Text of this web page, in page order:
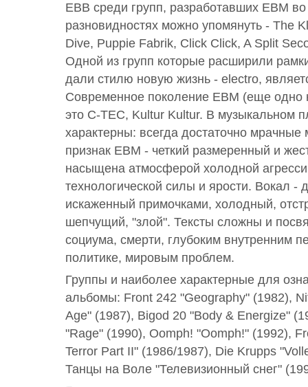
EBB среди групп, разработавших EBM во
разновидностях можно упомянуть - The
Dive, Puppie Fabrik, Click Click, A Split
Одной из групп которые расширили
дали стилю новую жизнь - electro,
Современное поколение EBM (еще одно
это C-TEC, Kultur Kultur. В музыкальном
характерны: всегда достаточно
признак EBM - четкий размеренный и
насыщена атмосферой холодной
технологической силы и ярости. Вокал -
искаженный примочками, холодный,
шепчущий, "злой". Тексты сложны и
социума, смерти, глубоким внутренним
политике, мировым проблем.
Группы и наиболее характерные для
альбомы: Front 242 "Geography" (1982),
Age" (1987), Bigod 20 "Body & Energize"
"Rage" (1990), Oomph! "Oomph!" (1992),
Terror Part II" (1986/1987), Die Krupps
Танцы на Воле "Телевизионный снег"